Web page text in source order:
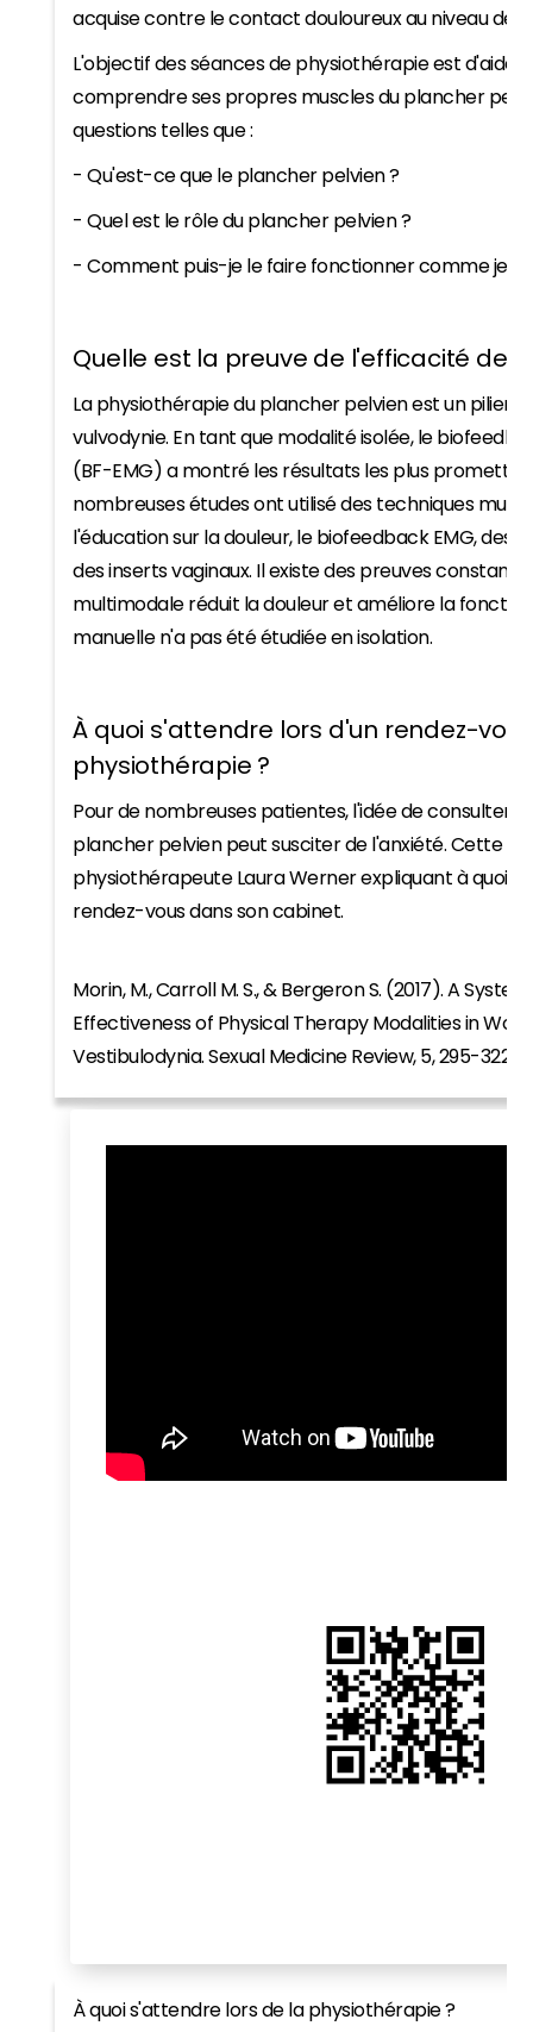
acquise contre le contact douloureux au niveau de
L'objectif des séances de physiothérapie est d'aider
comprendre ses propres muscles du plancher
questions telles que :
- Qu'est-ce que le plancher pelvien ?
- Quel est le rôle du plancher pelvien ?
- Comment puis-je le faire fonctionner comme je le
Quelle est la preuve de l'efficacité de
La physiothérapie du plancher pelvien est un pilier
vulvodynie. En tant que modalité isolée, le
(BF-EMG) a montré les résultats les plus
nombreuses études ont utilisé des techniques
l'éducation sur la douleur, le biofeedback EMG, des
des inserts vaginaux. Il existe des preuves
multimodale réduit la douleur et améliore la
manuelle n'a pas été étudiée en isolation.
À quoi s'attendre lors d'un rendez-
physiothérapie ?
Pour de nombreuses patientes, l'idée de consulter
plancher pelvien peut susciter de l'anxiété. Cette
physiothérapeute Laura Werner expliquant à quoi
rendez-vous dans son cabinet.
Morin, M., Carroll M. S., & Bergeron S. (2017). A
Effectiveness of Physical Therapy Modalities in
Vestibulodynia. Sexual Medicine Review, 5, 295-322.
À quoi s'attendre lors de la physiothérapie ?